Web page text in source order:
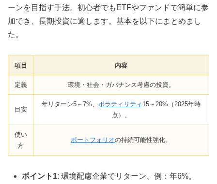
ーンを目指す手法。初心者でもETFやファンドで簡単に参
加でき、長期投資に適します。基本を以下にまとめまし
た。
項目 内容
定義 環境・社会・ガバナンス考慮の投資。
目安
年リターン5～7%、 ボラティリティ 15～20%（2025年時
点）。
使い
方
ポートフォリオの持続可能性強化。
ポイント1: 環境配慮企業でリターン、例：年6%。